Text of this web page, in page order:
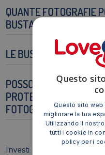
QUANTE FOTOGRAFIE
BUSTA?
LE BUSTE SONO
POSSO UTILIZZARE
PROTEGGERE ALTRI
FOTOGRAFIE?
Investi nella
Questo
Questo sito
migliorare la tua
Utilizzando il
tutti i cookie in
policy per i